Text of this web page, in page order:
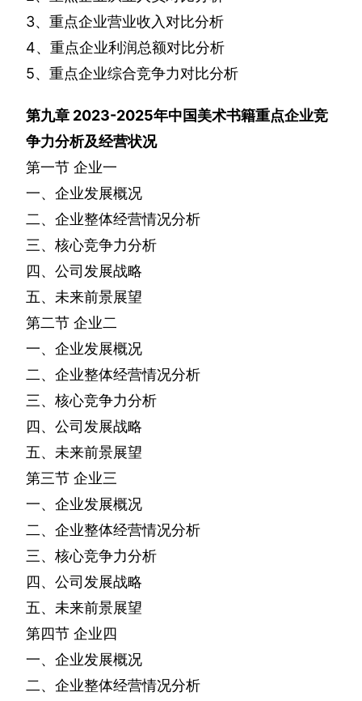
3、重点企业营业收入对比分析
4、重点企业利润总额对比分析
5、重点企业综合竞争力对比分析
第九章 2023-2025年中国美术书籍重点企业竞
争力分析及经营状况
第一节 企业一
一、企业发展概况
二、企业整体经营情况分析
三、核心竞争力分析
四、公司发展战略
五、未来前景展望
第二节 企业二
一、企业发展概况
二、企业整体经营情况分析
三、核心竞争力分析
四、公司发展战略
五、未来前景展望
第三节 企业三
一、企业发展概况
二、企业整体经营情况分析
三、核心竞争力分析
四、公司发展战略
五、未来前景展望
第四节 企业四
一、企业发展概况
二、企业整体经营情况分析